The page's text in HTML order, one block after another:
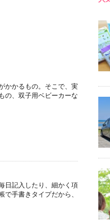
かかるもの。そこで、実
の、双子用ベビーカーな
日記入したり、細かく項
手書きタイプだから、